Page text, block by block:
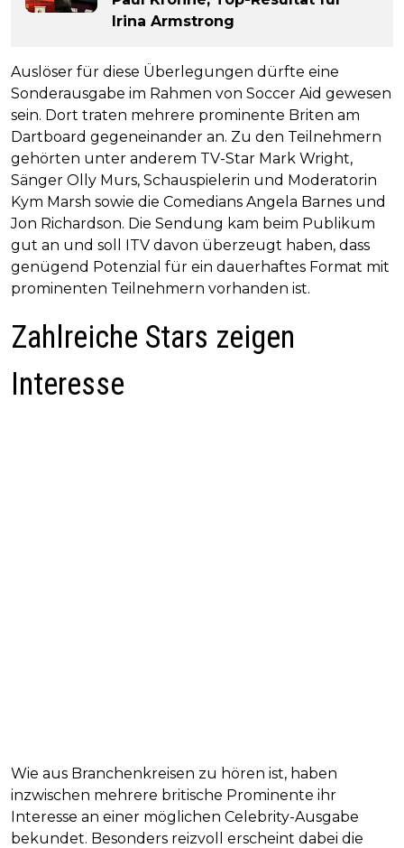
Irina Armstrong
Auslöser für diese Überlegungen dürfte eine
Sonderausgabe im Rahmen von Soccer Aid gewesen
sein. Dort traten mehrere prominente Briten am
Dartboard gegeneinander an. Zu den Teilnehmern
gehörten unter anderem TV-Star Mark Wright,
Sänger Olly Murs, Schauspielerin und Moderatorin
Kym Marsh sowie die Comedians Angela Barnes und
Jon Richardson. Die Sendung kam beim Publikum
gut an und soll ITV davon überzeugt haben, dass
genügend Potenzial für ein dauerhaftes Format mit
prominenten Teilnehmern vorhanden ist.
Zahlreiche Stars zeigen
Interesse
Wie aus Branchenkreisen zu hören ist, haben
inzwischen mehrere britische Prominente ihr
Interesse an einer möglichen Celebrity-Ausgabe
bekundet. Besonders reizvoll erscheint dabei die